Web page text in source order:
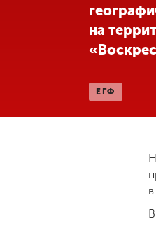
Студенческая
Сведения об
образовательной
на
ЕГФ